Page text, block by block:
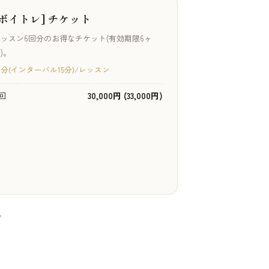
イトレ] チケット
スン6回分のお得なチケット(有効期限6ヶ
(インターバル15分)/レッスン
30,000円 (33,000円)